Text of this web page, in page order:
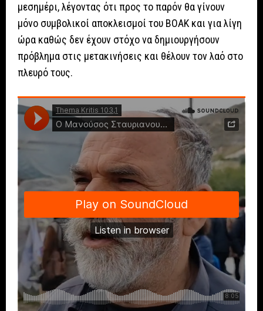
μεσημέρι, λέγοντας ότι προς το παρόν θα γίνουν
μόνο συμβολικοί αποκλεισμοί του ΒΟΑΚ και για λίγη
ώρα καθώς δεν έχουν στόχο να δημιουργήσουν
πρόβλημα στις μετακινήσεις και θέλουν τον λαό στο
πλευρό τους.